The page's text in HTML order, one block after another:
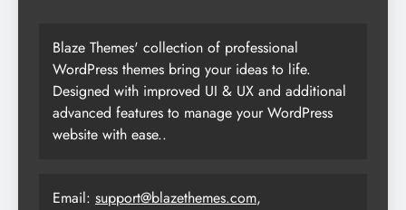
Blaze Themes' collection of professional
WordPress themes bring your ideas to life.
Designed with improved UI & UX and additional
advanced features to manage your WordPress
website with ease..
Email: support@blazethemes.com,